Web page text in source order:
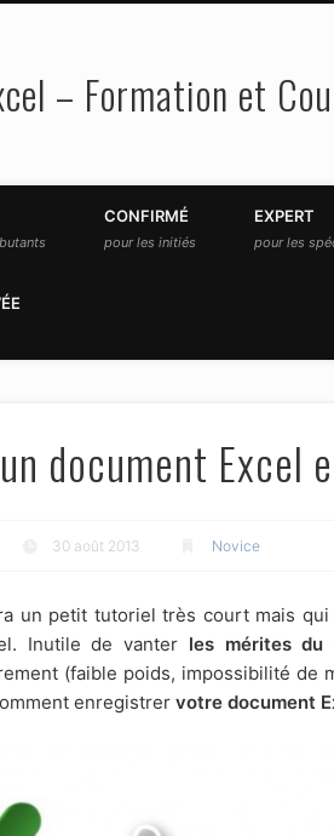
– Formation et
CONFIRMÉ
pour les initiés
EXPERT
pour les
document Excel
30 août 2013 Novice
un petit tutoriel très court mais
Inutile de vanter les mérites du
(faible poids, impossibilité de
enregistrervotre document